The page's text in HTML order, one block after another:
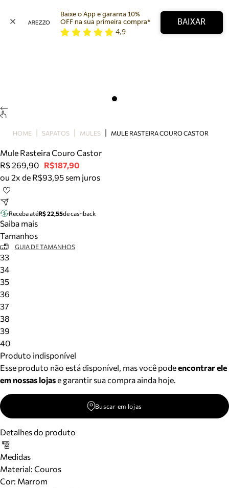
Bolsa
Tamanco
Tênis
Mule
Tire dúvidas sobre pedidos, devoluções e mais.
Meus pedidos
Acompanhe seus pedidos e solicite devoluções.
Baixe o App e garanta 10%
OFF na sua primeira compra*
4,9
BAIXAR
HOME SAPATOS MULES MULE RASTEIRA COURO CASTOR
Mule Rasteira Couro Castor
R$ 269,90 R$187,90
ou 2x de R$93,95 sem juros
Receba atéR$ 22,55de cashback
Saiba mais
Tamanhos
GUIA DE TAMANHOS
33
34
35
36
37
38
39
40
Produto indisponível
Esse produto não está disponível, mas você podeencontrar ele
em nossas lojase garantir sua compra ainda hoje.
Buscar em lojas
Detalhes do produto
Medidas
Material: Couros
Cor: Marrom